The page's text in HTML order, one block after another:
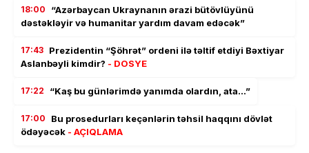
18:00
“Azərbaycan Ukraynanın ərazi bütövlüyünü
dəstəkləyir və humanitar yardım davam edəcək”
17:43 Prezidentin “Şöhrət” ordeni ilə təltif etdiyi Bəxtiyar
Aslanbəyli kimdir? - DOSYE
17:22 “Kaş bu günlərimdə yanımda olardın, ata…”
17:00
Bu prosedurları keçənlərin təhsil haqqını dövlət
ödəyəcək - AÇIQLAMA